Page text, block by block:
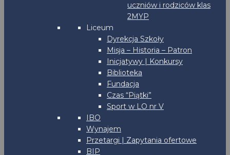
uczniów i rodziców klas
2MYP
Liceum
Dyrekcja Szkoły
Misja – Historia – Patron
Inicjatywy | Konkursy
Biblioteka
Fundacja
Czas “Piątki”
Sport w LO nr V
IBO
Wynajem
Przetargi | Zapytania ofertowe
BIP